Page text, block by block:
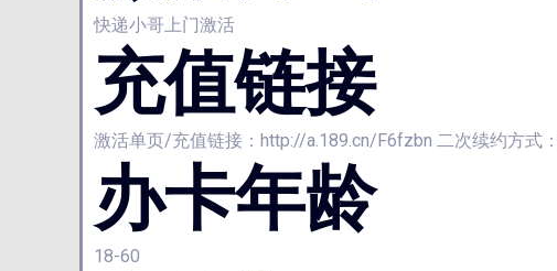
快递小哥上门激活
充值链接
激活单页/充值链接：http://a.189.cn/F6fzbn 二次续约方式
办卡年龄
18-60